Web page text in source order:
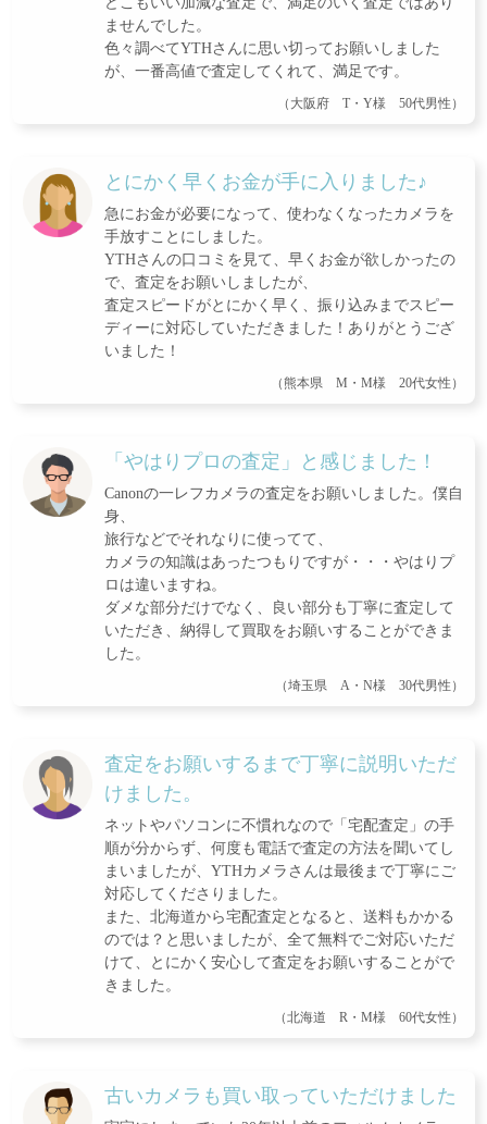
ませんでした。
色々調べてYTHさんに思い切ってお願いしました
が、一番高値で査定してくれて、満足です。
（大阪府 T・Y様 50代男性）
とにかく早くお金が手に入りました♪
急にお金が必要になって、使わなくなったカメラを
手放すことにしました。
YTHさんの口コミを見て、早くお金が欲しかったの
で、査定をお願いしましたが、
査定スピードがとにかく早く、振り込みまでスピー
ディーに対応していただきました！ありがとうござ
いました！
（熊本県 M・M様 20代女性）
「やはりプロの査定」と感じました！
Canonの一レフカメラの査定をお願いしました。僕自
身、
旅行などでそれなりに使ってて、
カメラの知識はあったつもりですが・・・やはりプ
ロは違いますね。
ダメな部分だけでなく、良い部分も丁寧に査定して
いただき、納得して買取をお願いすることができま
した。
（埼玉県 A・N様 30代男性）
査定をお願いするまで丁寧に説明いただ
けました。
ネットやパソコンに不慣れなので「宅配査定」の手
順が分からず、何度も電話で査定の方法を聞いてし
まいましたが、YTHカメラさんは最後まで丁寧にご
対応してくださりました。
また、北海道から宅配査定となると、送料もかかる
のでは？と思いましたが、全て無料でご対応いただ
けて、とにかく安心して査定をお願いすることがで
きました。
（北海道 R・M様 60代女性）
古いカメラも買い取っていただけました